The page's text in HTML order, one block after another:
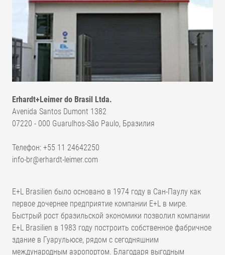
Erhardt+Leimer do Brasil Ltda.
Avenida Santos Dumont 1382
07220 - 000 Guarulhos-Sâo Paulo, Бразилия
Телефон: +55 11 24642250
info-br@erhardt-leimer.com
E+L Brasilien было основано в 1974 году в Сан-Паулу как
первое дочернее предприятие компании E+L в мире.
Быстрый рост бразильской экономики позволил компании
E+L Brasilien в 1983 году построить собственное фабричное
здание в Гуарульюсе, рядом с сегодняшним
международным аэропортом. Благодаря выгодным